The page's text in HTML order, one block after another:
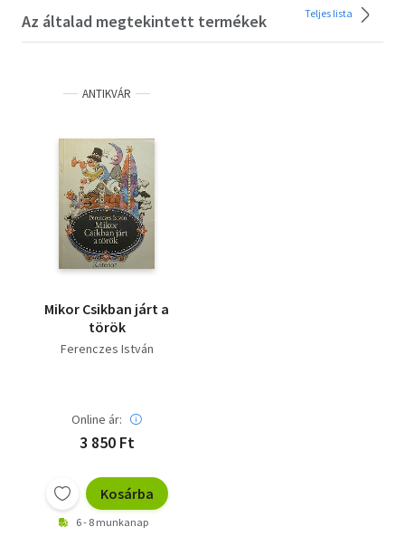
Az általad megtekintett termékek Teljes lista
ANTIKVÁR
Mikor Csikban járt a
török
Ferenczes István
Online ár:
3 850 Ft
Kosárba
6 - 8 munkanap